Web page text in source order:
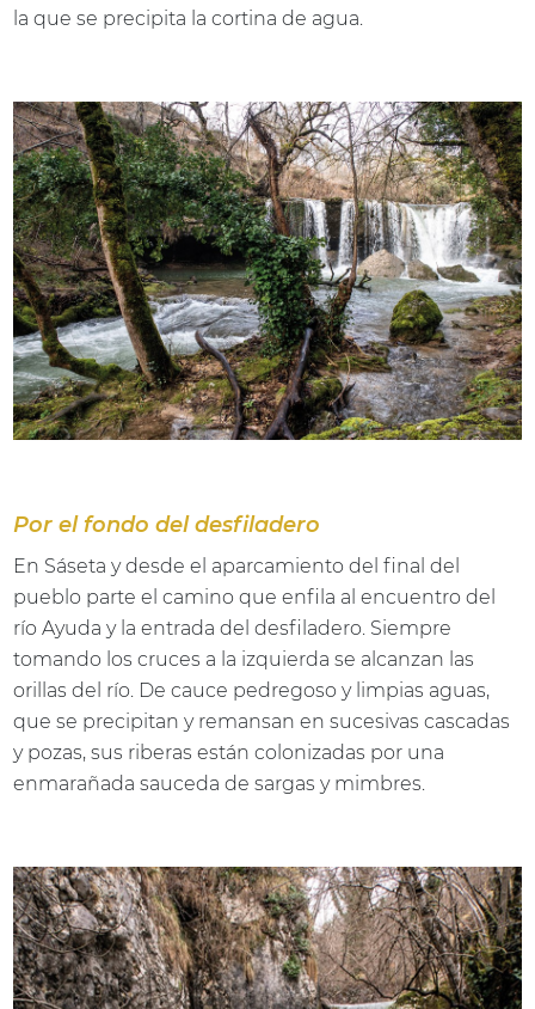
la que se precipita la cortina de agua.
Por el fondo del desfiladero
En Sáseta y desde el aparcamiento del final del
pueblo parte el camino que enfila al encuentro del
río Ayuda y la entrada del desfiladero. Siempre
tomando los cruces a la izquierda se alcanzan las
orillas del río. De cauce pedregoso y limpias aguas,
que se precipitan y remansan en sucesivas cascadas
y pozas, sus riberas están colonizadas por una
enmarañada sauceda de sargas y mimbres.